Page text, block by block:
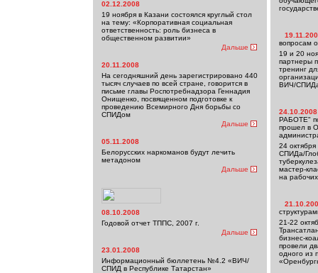
02.12.2008
19 ноября в Казани состоялся круглый стол
на тему: «Корпоративная социальная
ответственность: роль бизнеса в
общественном развитии»
Дальше
20.11.2008
На сегодняшний день зарегистрировано 440
тысяч случаев по всей стране, говорится в
письме главы Роспотребнадзора Геннадия
Онищенко, посвященном подготовке к
проведению Всемирного Дня борьбы со
СПИДом
Дальше
05.11.2008
Белорусских наркоманов будут лечить
метадоном
Дальше
08.10.2008
Годовой отчет ТППС, 2007 г.
Дальше
23.01.2008
Информационный бюллетень №4.2 «ВИЧ/
СПИД в Республике Татарстан»
вопросам
19 и 20
партнеры
тренинг
ВИЧ/
24.10.2008
РАБОТЕ"
прошел в
24
СПИДа/
мастер-
на
21-22
бизнес-
провели
одного из